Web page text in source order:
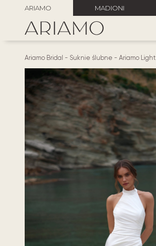
ARIAMO MADIONI
Ariamo Bridal - Suknie ślubne - Ariamo Light